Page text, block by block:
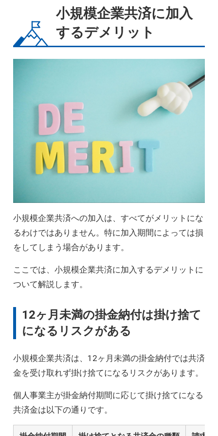
小規模企業共済に加入
するデメリット
小規模企業共済への加入は、すべてがメリットにな
るわけではありません。特に加入期間によっては損
をしてしまう場合があります。
ここでは、小規模企業共済に加入するデメリットに
ついて解説します。
12ヶ月未満の掛金納付は掛け捨て
になるリスクがある
小規模企業共済は、12ヶ月未満の掛金納付では共済
金を受け取れず掛け捨てになるリスクがあります。
個人事業主が掛金納付期間に応じて掛け捨てになる
共済金は以下の通りです。